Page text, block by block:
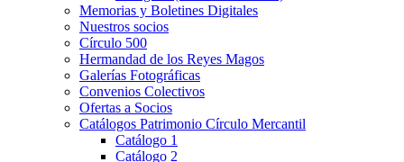
Memorias y Boletines Digitales
Nuestros socios
Círculo 500
Hermandad de los Reyes Magos
Galerías Fotográficas
Convenios Colectivos
Ofertas a Socios
Catálogos Patrimonio Círculo Mercantil
Catálogo 1
Catálogo 2